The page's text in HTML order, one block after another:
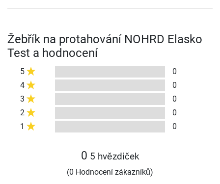
Žebřík na protahování NOHRD Elasko
Test a hodnocení
5
0
4
0
3
0
2
0
1
0
0 5 hvězdiček
(0 Hodnocení zákazníků)